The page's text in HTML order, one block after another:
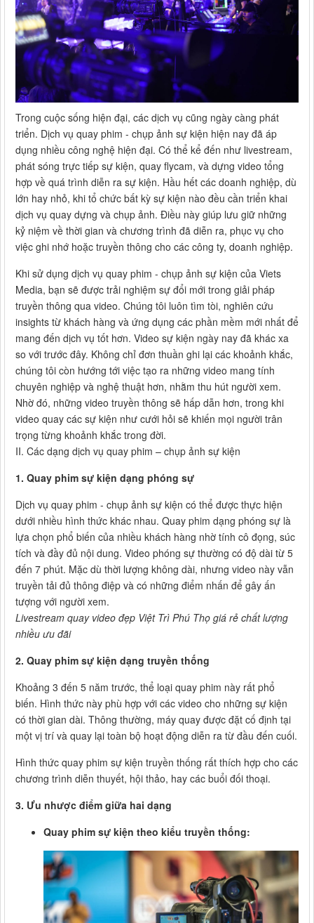
Trong cuộc sống hiện đại, các dịch vụ cũng ngày càng phát
triển. Dịch vụ quay phim - chụp ảnh sự kiện hiện nay đã áp
dụng nhiều công nghệ hiện đại. Có thể kể đến như livestream,
phát sóng trực tiếp sự kiện, quay flycam, và dựng video tổng
hợp về quá trình diễn ra sự kiện. Hầu hết các doanh nghiệp, dù
lớn hay nhỏ, khi tổ chức bất kỳ sự kiện nào đều cần triển khai
dịch vụ quay dựng và chụp ảnh. Điều này giúp lưu giữ những
kỷ niệm về thời gian và chương trình đã diễn ra, phục vụ cho
việc ghi nhớ hoặc truyền thông cho các công ty, doanh nghiệp.
Khi sử dụng dịch vụ quay phim - chụp ảnh sự kiện của Viets
Media, bạn sẽ được trải nghiệm sự đổi mới trong giải pháp
truyền thông qua video. Chúng tôi luôn tìm tòi, nghiên cứu
insights từ khách hàng và ứng dụng các phần mềm mới nhất để
mang đến dịch vụ tốt hơn. Video sự kiện ngày nay đã khác xa
so với trước đây. Không chỉ đơn thuần ghi lại các khoảnh khắc,
chúng tôi còn hướng tới việc tạo ra những video mang tính
chuyên nghiệp và nghệ thuật hơn, nhằm thu hút người xem.
Nhờ đó, những video truyền thông sẽ hấp dẫn hơn, trong khi
video quay các sự kiện như cưới hỏi sẽ khiến mọi người trân
trọng từng khoảnh khắc trong đời.
II. Các dạng dịch vụ quay phim – chụp ảnh sự kiện
1. Quay phim sự kiện dạng phóng sự
Dịch vụ quay phim - chụp ảnh sự kiện có thể được thực hiện
dưới nhiều hình thức khác nhau. Quay phim dạng phóng sự là
lựa chọn phổ biến của nhiều khách hàng nhờ tính cô đọng, súc
tích và đầy đủ nội dung. Video phóng sự thường có độ dài từ 5
đến 7 phút. Mặc dù thời lượng không dài, nhưng video này vẫn
truyền tải đủ thông điệp và có những điểm nhấn để gây ấn
tượng với người xem.
Livestream quay video đẹp Việt Trì Phú Thọ giá rẻ chất lượng
nhiều ưu đãi
2. Quay phim sự kiện dạng truyền thống
Khoảng 3 đến 5 năm trước, thể loại quay phim này rất phổ
biến. Hình thức này phù hợp với các video cho những sự kiện
có thời gian dài. Thông thường, máy quay được đặt cố định tại
một vị trí và quay lại toàn bộ hoạt động diễn ra từ đầu đến cuối.
Hình thức quay phim sự kiện truyền thống rất thích hợp cho các
chương trình diễn thuyết, hội thảo, hay các buổi đối thoại.
3. Ưu nhược điểm giữa hai dạng
Quay phim sự kiện theo kiểu truyền thống: